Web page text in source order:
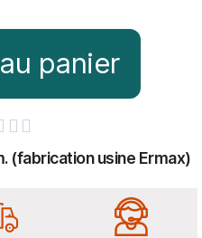
panier
 
(fabrication usine Ermax)